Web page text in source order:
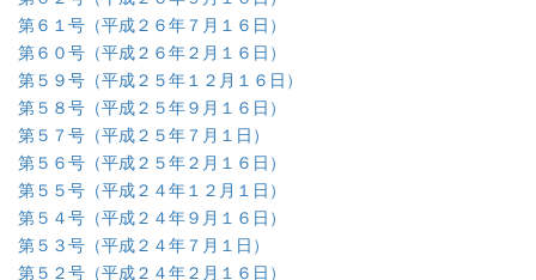
第６１号（平成２６年７月１６日）
第６０号（平成２６年２月１６日）
第５９号（平成２５年１２月１６日）
第５８号（平成２５年９月１６日）
第５７号（平成２５年７月１日）
第５６号（平成２５年２月１６日）
第５５号（平成２４年１２月１日）
第５４号（平成２４年９月１６日）
第５３号（平成２４年７月１日）
第５２号（平成２４年２月１６日）